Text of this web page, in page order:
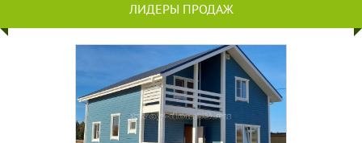
ЛИДЕРЫ ПРОДАЖ